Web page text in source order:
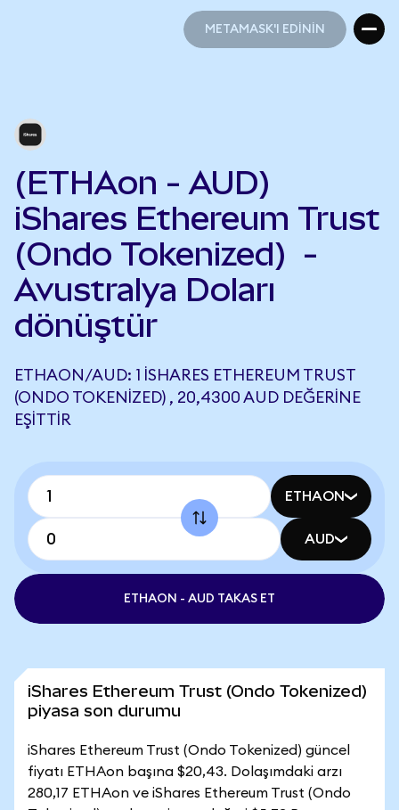
METAMASK'I EDİNİN
(ETHAon - AUD)
iShares Ethereum Trust
(Ondo Tokenized) -
Avustralya Doları
dönüştür
ETHAON/AUD: 1 ISHARES ETHEREUM TRUST
(ONDO TOKENIZED) , 20,4300 AUD DEĞERINE
EŞITTIR
ETHAON
AUD
ETHAON - AUD TAKAS ET
iShares Ethereum Trust (Ondo Tokenized)
piyasa son durumu
iShares Ethereum Trust (Ondo Tokenized) güncel
fiyatı ETHAon başına $20,43. Dolaşımdaki arzı
280,17 ETHAon ve iShares Ethereum Trust (Ondo